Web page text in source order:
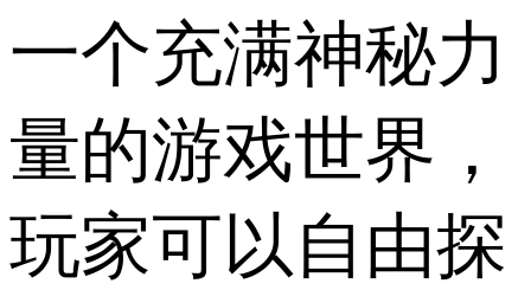
一个充满神秘力
量的游戏世界，
玩家可以自由探